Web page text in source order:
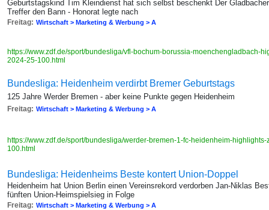
Geburtstagskind Tim Kleindienst hat sich selbst beschenkt Der
Treffer den Bann - Honorat legte nach
Freitag: Wirtschaft > Marketing & Werbung > A
https://www.zdf.de/sport/bundesliga/vfl-bochum-borussia-moenchengladbach-
2024-25-100.html
Bundesliga: Heidenheim verdirbt Bremer Geburtstags
125 Jahre Werder Bremen - aber keine Punkte gegen Heidenheim
Freitag: Wirtschaft > Marketing & Werbung > A
https://www.zdf.de/sport/bundesliga/werder-bremen-1-fc-heidenheim-
100.html
Bundesliga: Heidenheims Beste kontert Union-Doppel
Heidenheim hat Union Berlin einen Vereinsrekord verdorben Jan-Niklas
fünften Union-Heimspielsieg in Folge
Freitag: Wirtschaft > Marketing & Werbung > A